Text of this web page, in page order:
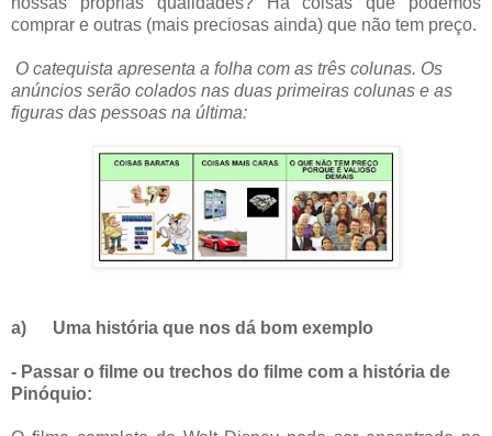
comprar e outras (mais preciosas ainda) que não tem preço.
O catequista apresenta a folha com as três colunas. Os
anúncios serão colados nas duas primeiras colunas e as
figuras das pessoas na última:
a) Uma história que nos dá bom exemplo
- Passar o filme ou trechos do filme com a história de
Pinóquio: